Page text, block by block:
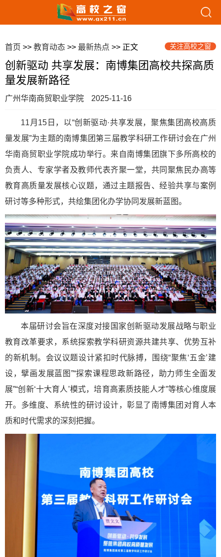
首页 >> 教育动态 >> 最新热点 >> 正文 关注高校之窗
创新驱动 共享发展：南博集团高校共探高质
量发展新路径
广州华南商贸职业学院 2025-11-16
11月15日，以“创新驱动·共享发展，聚焦集团高校高质
量发展”为主题的南博集团第三届教学科研工作研讨会在广州
华南商贸职业学院成功举行。来自南博集团旗下多所高校的
负责人、专家学者及教师代表齐聚一堂，共同聚焦民办高等
教育高质量发展核心议题，通过主题报告、经验共享与案例
研讨等多种形式，共绘集团化办学协同发展新蓝图。
本届研讨会旨在深度对接国家创新驱动发展战略与职业
教育改革要求，系统探索教学科研资源共建共享、优势互补
的新机制。会议议题设计紧扣时代脉搏，围绕“聚焦‘五金’建
设，擘画发展蓝图”“探索课程思政新路径，助力师生全面发
展”“创新‘十大育人’模式，培育高素质技能人才”等核心维度展
开。多维度、系统性的研讨设计，彰显了南博集团对育人本
质和时代需求的深刻把握。